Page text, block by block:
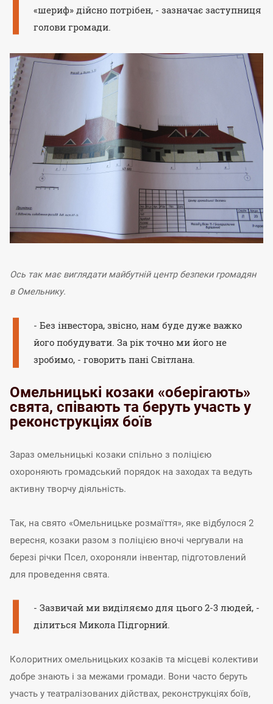
«шериф» дійсно потрібен, - зазначає заступниця
голови громади.
Ось так має виглядати майбутній центр безпеки громадян
в Омельнику.
- Без інвестора, звісно, нам буде дуже важко
його побудувати. За рік точно ми його не
зробимо, - говорить пані Світлана.
Омельницькі козаки «оберігають»
свята, співають та беруть участь у
реконструкціях боїв
Зараз омельницькі козаки спільно з поліцією
охороняють громадський порядок на заходах та ведуть
активну творчу діяльність.
Так, на свято «Омельницьке розмаїття», яке відбулося 2
вересня, козаки разом з поліцією вночі чергували на
березі річки Псел, охороняли інвентар, підготовлений
для проведення свята.
- Зазвичай ми виділяємо для цього 2-3 людей, -
ділиться Микола Підгорний.
Колоритних омельницьких козаків та місцеві колективи
добре знають і за межами громади. Вони часто беруть
участь у театралізованих дійствах, реконструкціях боїв,